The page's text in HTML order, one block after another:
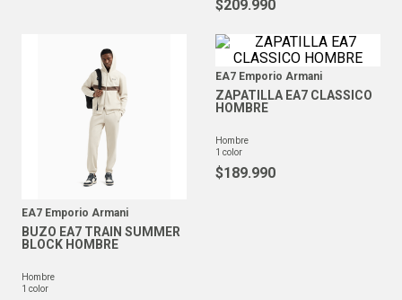
$209.990
EA7 Emporio Armani
BUZO EA7 TRAIN SUMMER
BLOCK HOMBRE
hombre
1 color
EA7 Emporio Armani
ZAPATILLA EA7 CLASSICO
HOMBRE
hombre
1 color
$189.990